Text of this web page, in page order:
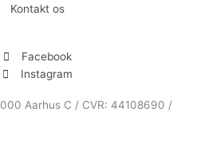
Kontakt os
Facebook
Instagram
Aarhus C / CVR: 44108690 /